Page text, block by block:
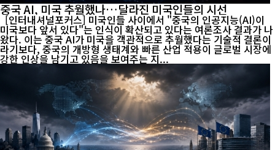
중국 AI, 미국 추월했나…달라진 미국인들의 시선
[인터내셔널포커스] 미국인들 사이에서 "중국의 인공지능(AI)이
미국보다 앞서 있다"는 인식이 확산되고 있다는 여론조사 결과가 나
왔다. 이는 중국 AI가 미국을 객관적으로 추월했다는 기술적 결론이
라기보다, 중국의 개방형 생태계와 빠른 산업 적용이 글로벌 시장에
강한 인상을 남기고 있음을 보여주는 지...